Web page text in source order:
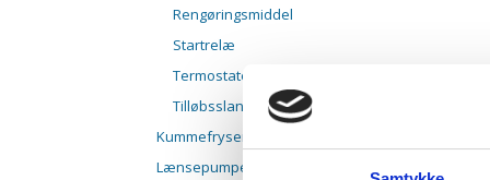
Rengøringsmiddel
Startrelæ
Termostater
Tilløbsslanger
Kummefrysere